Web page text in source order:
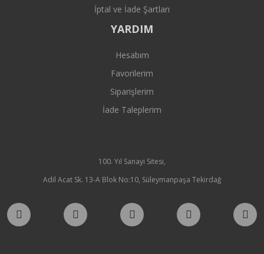
İptal ve İade Şartları
YARDIM
Hesabım
Favorilerim
Siparişlerim
İade Taleplerim
100. Yıl Sanayi Sitesi,
Adil Acat Sk. 13-A Blok No:10, Süleymanpaşa Tekirdağ